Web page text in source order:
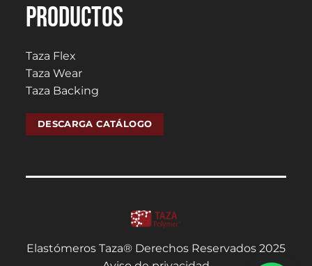
PRODUCTOS
Taza Flex
Taza Wear
Taza Backing
DESCARGA CATÁLOGO
Elastómeros Taza® Derechos Reservados 2025